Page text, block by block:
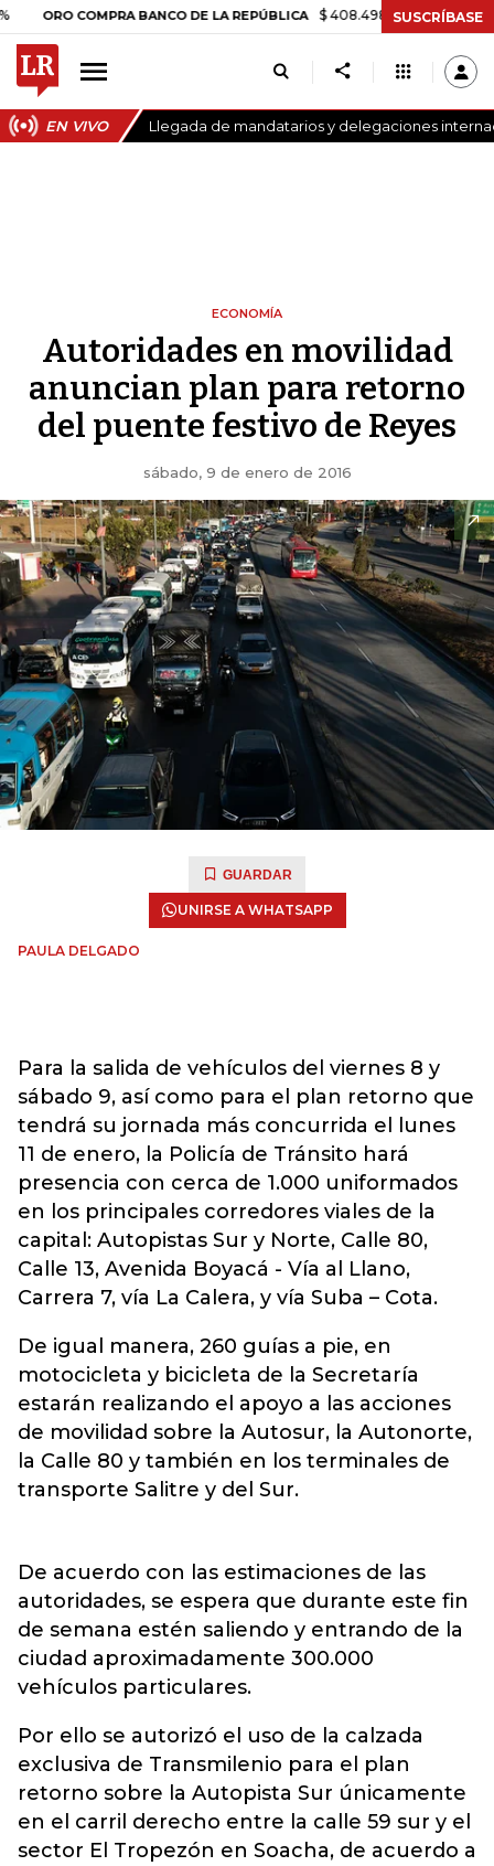
COMPRA BANCO DE LA REPÚBLICA $ 408.498,97 +$ 8.753,81
SUSCRÍBASE
EN VIVO Llegada de mandatarios y delegaciones
ECONOMÍA
Autoridades en movilidad
anuncian plan para retorno
del puente festivo de Reyes
sábado, 9 de enero de 2016
GUARDAR
UNIRSE A WHATSAPP
PAULA DELGADO
Para la salida de vehículos del viernes 8 y
sábado 9, así como para el plan retorno que
tendrá su jornada más concurrida el lunes
11 de enero, la Policía de Tránsito hará
presencia con cerca de 1.000 uniformados
en los principales corredores viales de la
capital: Autopistas Sur y Norte, Calle 80,
Calle 13, Avenida Boyacá - Vía al Llano,
Carrera 7, vía La Calera, y vía Suba – Cota.
De igual manera, 260 guías a pie, en
motocicleta y bicicleta de la Secretaría
estarán realizando el apoyo a las acciones
de movilidad sobre la Autosur, la Autonorte,
la Calle 80 y también en los terminales de
transporte Salitre y del Sur.
De acuerdo con las estimaciones de las
autoridades, se espera que durante este fin
de semana estén saliendo y entrando de la
ciudad aproximadamente 300.000
vehículos particulares.
Por ello se autorizó el uso de la calzada
exclusiva de Transmilenio para el plan
retorno sobre la Autopista Sur únicamente
en el carril derecho entre la calle 59 sur y el
sector El Tropezón en Soacha, de acuerdo a